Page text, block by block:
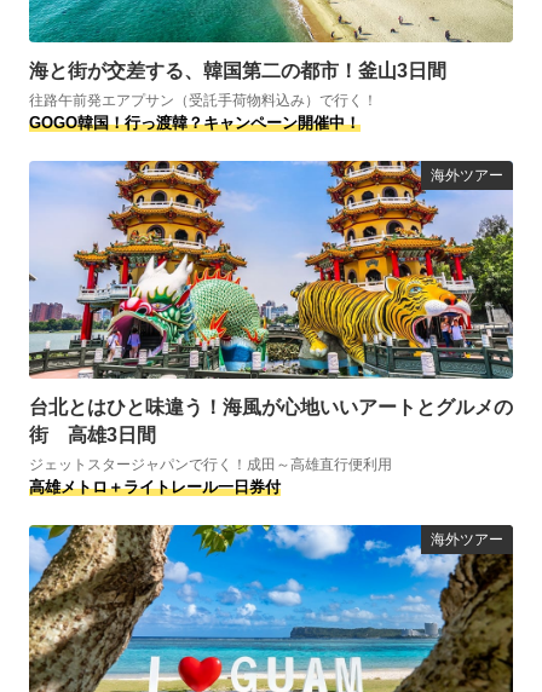
海と街が交差する、韓国第二の都市！釜山3日間
往路午前発エアプサン（受託手荷物料込み）で行く！
GOGO韓国！行っ渡韓？キャンペーン開催中！
海外ツアー
台北とはひと味違う！海風が心地いいアートとグルメの
街 高雄3日間
ジェットスタージャパンで行く！成田～高雄直行便利用
高雄メトロ＋ライトレール一日券付
海外ツアー